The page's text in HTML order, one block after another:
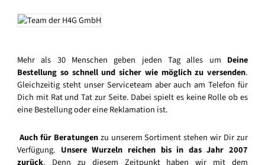
Mehr als 30 Menschen geben jeden Tag alles um Deine
Bestellung so schnell und sicher wie möglich zu versenden.
Gleichzeitig steht unser Serviceteam aber auch am Telefon für
Dich mit Rat und Tat zur Seite. Dabei spielt es keine Rolle ob es
eine Bestellung oder eine Reklamation ist.
Auch für Beratungenzu unserem Sortiment stehen wir Dir zur
Verfügung. Unsere Wurzeln reichen bis in das Jahr 2007
zurück. Denn zu diesem Zeitpunkt haben wir mit dem